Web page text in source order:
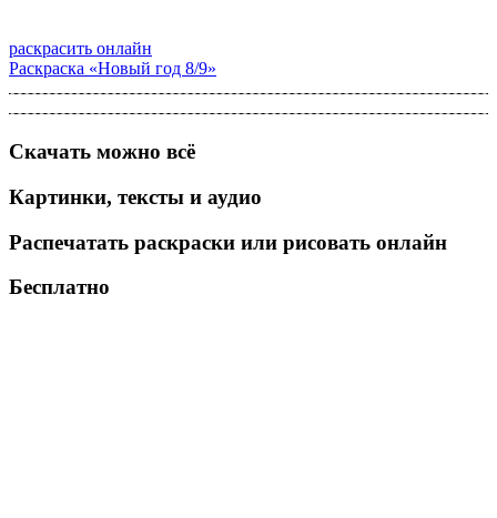
раскрасить онлайн
Раскраска «Новый год 8/9»
Скачать можно всё
Картинки, тексты и аудио
Распечатать раскраски или рисовать онлайн
Бесплатно